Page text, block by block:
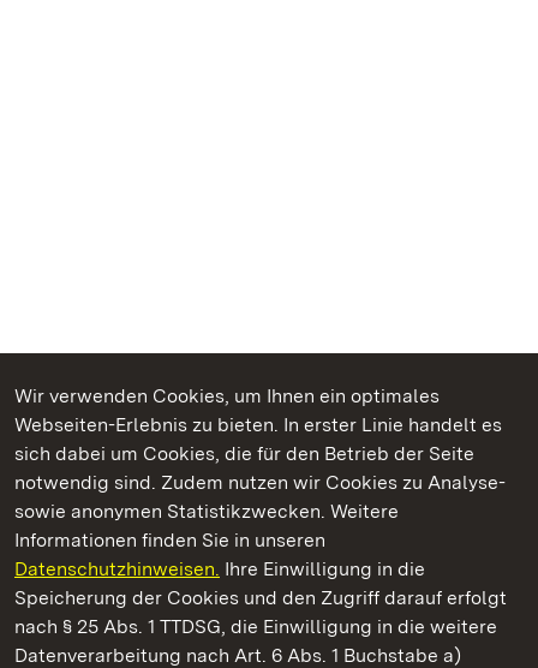
Wir verwenden Cookies, um Ihnen ein optimales
Webseiten-Erlebnis zu bieten. In erster Linie handelt es
sich dabei um Cookies, die für den Betrieb der Seite
notwendig sind. Zudem nutzen wir Cookies zu Analyse-
sowie anonymen Statistikzwecken. Weitere
Informationen finden Sie in unseren
Datenschutzhinweisen. Ihre Einwilligung in die
Speicherung der Cookies und den Zugriff darauf erfolgt
nach § 25 Abs. 1 TTDSG, die Einwilligung in die weitere
Datenverarbeitung nach Art. 6 Abs. 1 Buchstabe a)
Kommen. Staunen. Genießen.
Staatliche Schlösser und Gärten Baden‑Württemberg
Staatliche Schlösser und Gärten Baden-Württemberg